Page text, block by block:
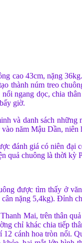
cao 43cm, nặng
thành núm treo
nổi ngang dọc, chia
giờ.
và danh sách
năm Mậu Dần,
đánh giá có niên đại
quả chuông là thời kỳ
được tìm thấy ở
nặng 5,4kg). Đỉnh
Mai, trên thân
chỉ khác chia tiếp
12 cánh hoa tròn nổi.